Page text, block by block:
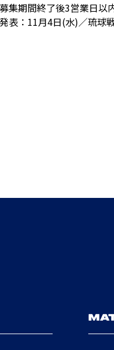
集期間終了後3営業日以
表：11月4日(水)／琉球